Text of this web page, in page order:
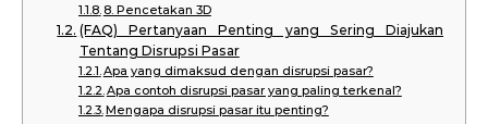
8. Pencetakan 3D
(FAQ) Pertanyaan Penting yang Sering Diajukan
Tentang Disrupsi Pasar
Apa yang dimaksud dengan disrupsi pasar?
Apa contoh disrupsi pasar yang paling terkenal?
Mengapa disrupsi pasar itu penting?